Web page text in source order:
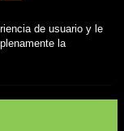
de usuario y le
la